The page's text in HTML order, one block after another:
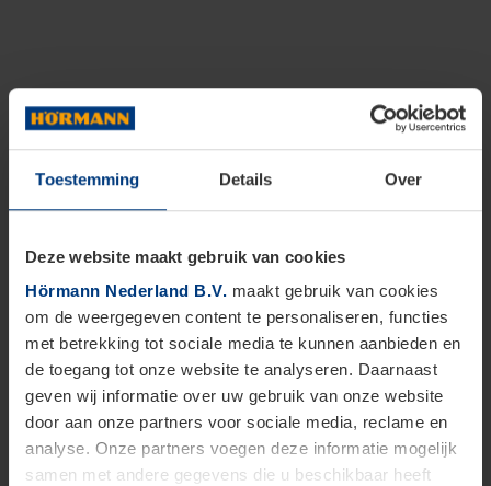
Toestemming Details Over
Deze website maakt gebruik van cookies
Hörmann Nederland B.V. maakt gebruik van cookies
om de weergegeven content te personaliseren, functies
met betrekking tot sociale media te kunnen aanbieden en
de toegang tot onze website te analyseren. Daarnaast
geven wij informatie over uw gebruik van onze website
door aan onze partners voor sociale media, reclame en
analyse. Onze partners voegen deze informatie mogelijk
samen met andere gegevens die u beschikbaar heeft